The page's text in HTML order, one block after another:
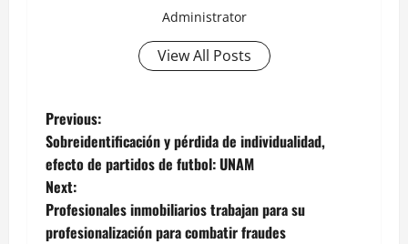
Administrator
View All Posts
Post
navigation
Previous:
Sobreidentificación y pérdida de individualidad,
efecto de partidos de futbol: UNAM
Next:
Profesionales inmobiliarios trabajan para su
profesionalización para combatir fraudes